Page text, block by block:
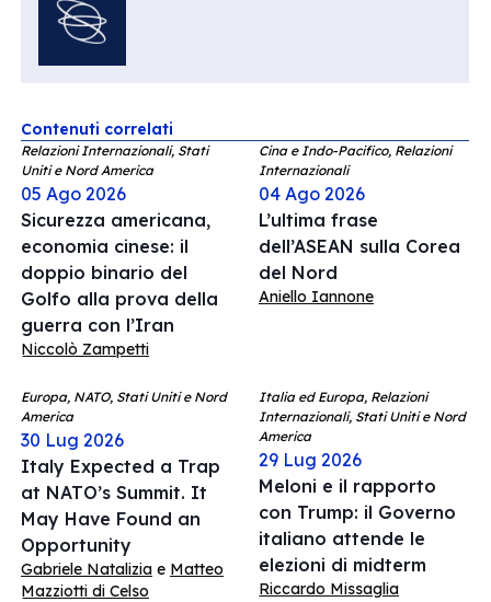
Contenuti correlati
Relazioni Internazionali, Stati
Uniti e Nord America
05 Ago 2026
Sicurezza americana,
economia cinese: il
doppio binario del
Golfo alla prova della
guerra con l’Iran
Niccolò Zampetti
Cina e Indo-Pacifico, Relazioni
Internazionali
04 Ago 2026
L’ultima frase
dell’ASEAN sulla Corea
del Nord
Aniello Iannone
Europa, NATO, Stati Uniti e Nord
America
30 Lug 2026
Italy Expected a Trap
at NATO’s Summit. It
May Have Found an
Opportunity
Gabriele Natalizia e Matteo
Mazziotti di Celso
Italia ed Europa, Relazioni
Internazionali, Stati Uniti e Nord
America
29 Lug 2026
Meloni e il rapporto
con Trump: il Governo
italiano attende le
elezioni di midterm
Riccardo Missaglia